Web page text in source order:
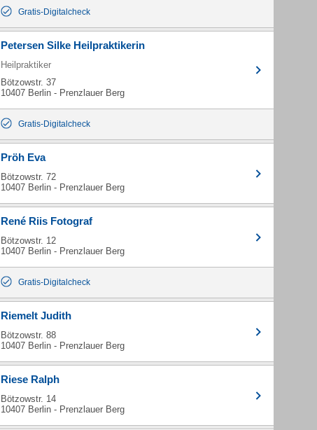
Gratis-Digitalcheck
Petersen Silke Heilpraktikerin
Heilpraktiker
Bötzowstr. 37
10407 Berlin - Prenzlauer Berg
Gratis-Digitalcheck
Pröh Eva
Bötzowstr. 72
10407 Berlin - Prenzlauer Berg
René Riis Fotograf
Bötzowstr. 12
10407 Berlin - Prenzlauer Berg
Gratis-Digitalcheck
Riemelt Judith
Bötzowstr. 88
10407 Berlin - Prenzlauer Berg
Riese Ralph
Bötzowstr. 14
10407 Berlin - Prenzlauer Berg